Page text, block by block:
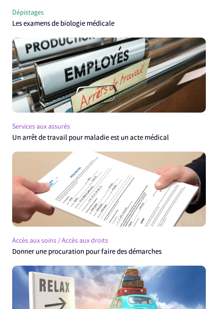
Dépistages
Les examens de biologie médicale
Services aux assurés
Un arrêt de travail pour maladie est un acte médical
Accès aux soins / Accès aux droits
Donner une procuration pour faire des démarches